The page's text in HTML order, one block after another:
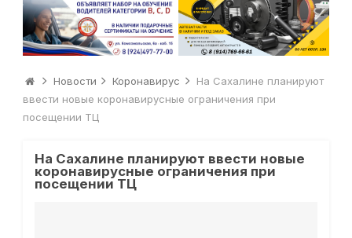
Новости Коронавирус
На Сахалине планируют
ввести новые коронавирусные ограничения при
посещении ТЦ
На Сахалине планируют ввести новые
коронавирусные ограничения при
посещении ТЦ